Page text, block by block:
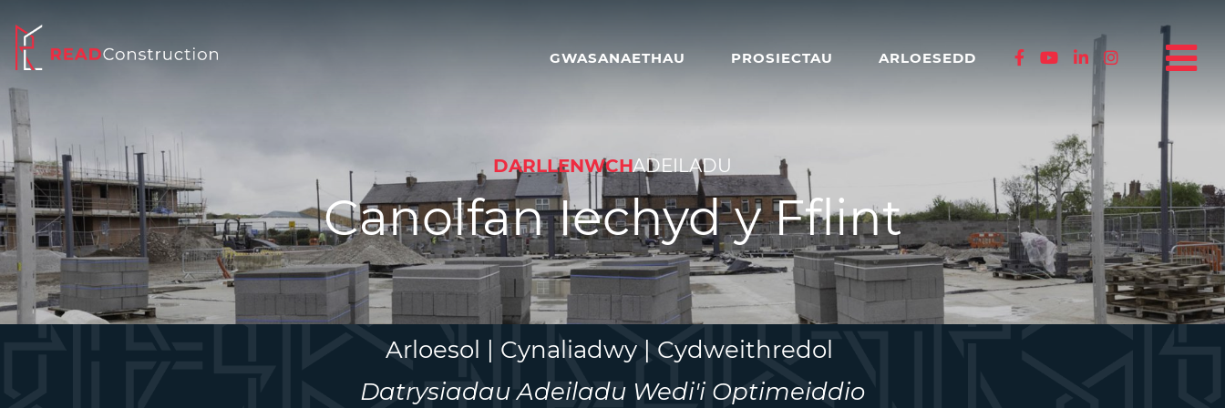
GWASANAETHAU PROSIECTAU ARLOESEDD
DARLLENWCHADEILADU
Canolfan Iechyd y Fflint
Arloesol | Cynaliadwy | Cydweithredol
Datrysiadau Adeiladu Wedi'i Optimeiddio